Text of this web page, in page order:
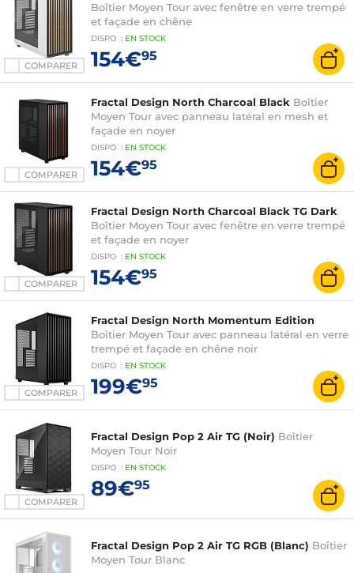
COMPARER
Boîtier Moyen Tour avec fenêtre en verre trempé
et façade en chêne
DISPO : EN STOCK
154€95
COMPARER
Fractal Design North Charcoal Black Boîtier
Moyen Tour avec panneau latéral en mesh et
façade en noyer
DISPO : EN STOCK
154€95
COMPARER
Fractal Design North Charcoal Black TG Dark
Boîtier Moyen Tour avec fenêtre en verre trempé
et façade en noyer
DISPO : EN STOCK
154€95
COMPARER
Fractal Design North Momentum Edition
Boîtier Moyen Tour avec panneau latéral en verre
trempé et façade en chêne noir
DISPO : EN STOCK
199€95
COMPARER
Fractal Design Pop 2 Air TG (Noir) Boîtier
Moyen Tour Noir
DISPO : EN STOCK
89€95
Fractal Design Pop 2 Air TG RGB (Blanc) Boîtier
Moyen Tour Blanc